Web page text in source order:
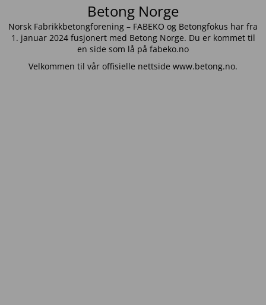
Betong Norge
Norsk Fabrikkbetongforening – FABEKO og Betongfokus har fra
1. januar 2024 fusjonert med Betong Norge. Du er kommet til
en side som lå på fabeko.no
Velkommen til vår offisielle nettside www.betong.no.